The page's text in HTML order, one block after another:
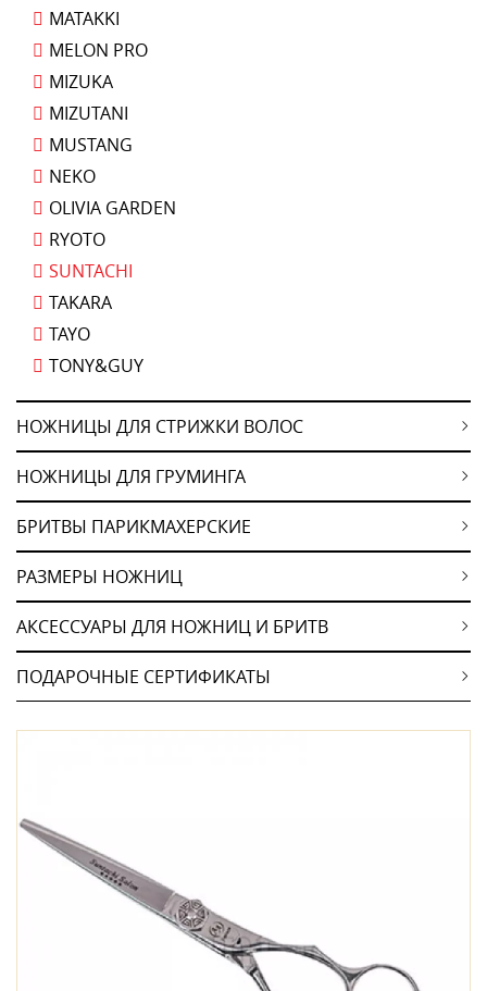
MATAKKI
MELON PRO
MIZUKA
MIZUTANI
MUSTANG
NEKO
OLIVIA GARDEN
RYOTO
SUNTACHI
TAKARA
TAYO
TONY&GUY
НОЖНИЦЫ ДЛЯ СТРИЖКИ ВОЛОС
НОЖНИЦЫ ДЛЯ ГРУМИНГА
БРИТВЫ ПАРИКМАХЕРСКИЕ
РАЗМЕРЫ НОЖНИЦ
АКСЕССУАРЫ ДЛЯ НОЖНИЦ И БРИТВ
ПОДАРОЧНЫЕ СЕРТИФИКАТЫ